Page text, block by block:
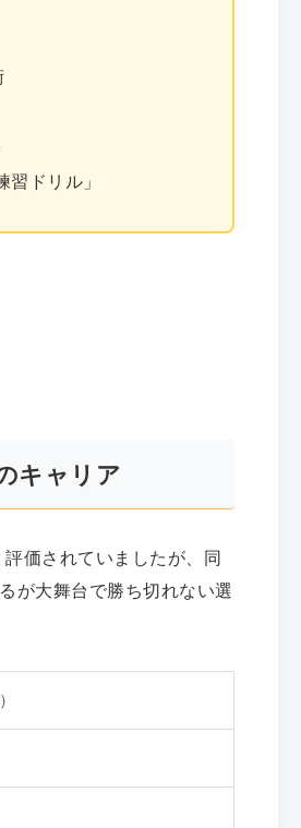
ドリル」
キャリア
価されていましたが、同
が大舞台で勝ち切れない選